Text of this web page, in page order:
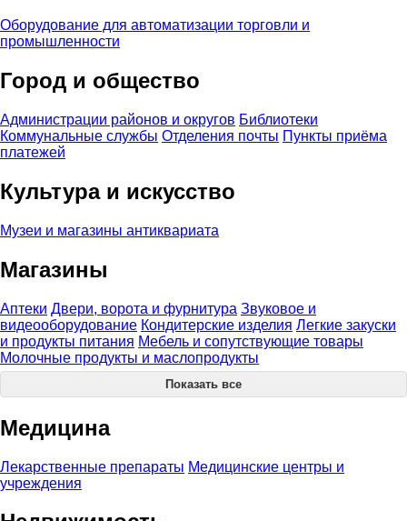
Оборудование для автоматизации торговли и
промышленности
Город и общество
Администрации районов и округов Библиотеки
Коммунальные службы Отделения почты Пункты приёма
платежей
Культура и искусство
Музеи и магазины антиквариата
Магазины
Аптеки Двери, ворота и фурнитура Звуковое и
видеооборудование Кондитерские изделия Легкие закуски
и продукты питания Мебель и сопутствующие товары
Молочные продукты и маслопродукты
Показать все
Медицина
Лекарственные препараты Медицинские центры и
учреждения